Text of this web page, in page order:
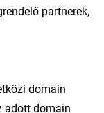
partnerek,
domain
adott domain